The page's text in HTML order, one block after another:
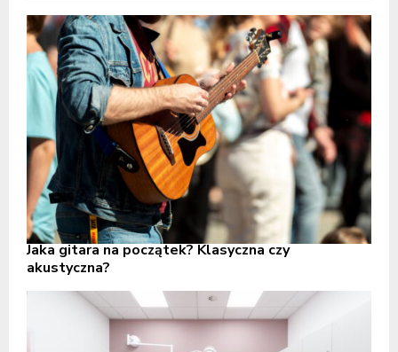
Jaka gitara na początek? Klasyczna czy
akustyczna?